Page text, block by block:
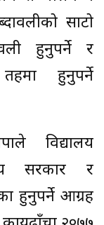
साटो
हुनुपर्ने र
हुनुपर्ने
विद्यालय
सरकार र
हुनुपर्ने आग्रह